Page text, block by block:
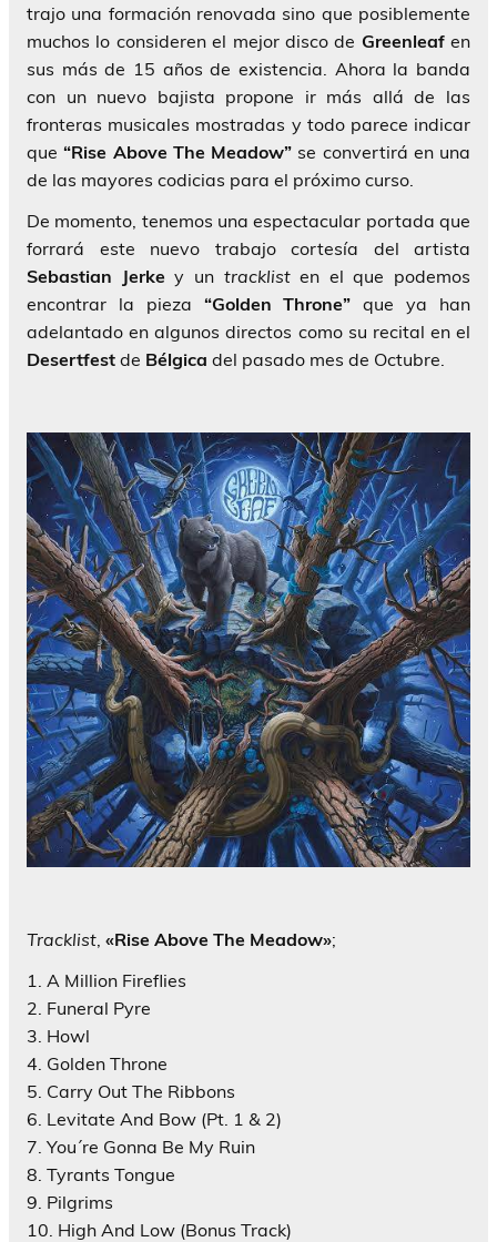
trajo una formación renovada sino que posiblemente
muchos lo consideren el mejor disco de Greenleafen
sus más de 15 años de existencia. Ahora la banda
con un nuevo bajista propone ir más allá de las
fronteras musicales mostradas y todo parece indicar
que“Rise Above The Meadow” se convertirá en una
de las mayores codicias para el próximo curso.
De momento, tenemos una espectacular portada que
forrará este nuevo trabajo cortesía del artista
Sebastian Jerke y un tracklisten el que podemos
encontrar la pieza “Golden Throne” que ya han
adelantado en algunos directos como su recital en el
Desertfest de Bélgica del pasado mes de Octubre.
Tracklist «Rise Above The Meadow»;
1. A Million Fireflies
2. Funeral Pyre
3. Howl
4. Golden Throne
5. Carry Out The Ribbons
6. Levitate And Bow (Pt. 1 & 2)
7. You´re Gonna Be My Ruin
8. Tyrants Tongue
9. Pilgrims
10. High And Low (Bonus Track)